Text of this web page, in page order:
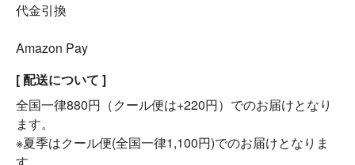
代金引換
Amazon Pay
[ 配送について ]
全国一律880円（クール便は+220円）でのお届けとなり
ます。
※夏季はクール便(全国一律1,100円)でのお届けとなりま